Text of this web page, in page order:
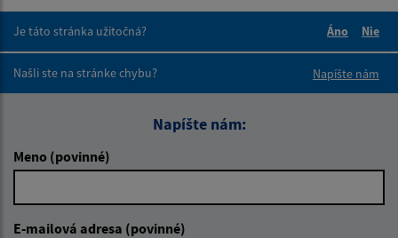
Je táto stránka užitočná?
Áno
Nie
Našli ste na stránke chybu?
Napíšte nám
Napíšte nám:
Meno (povinné)
E-mailová adresa (povinné)